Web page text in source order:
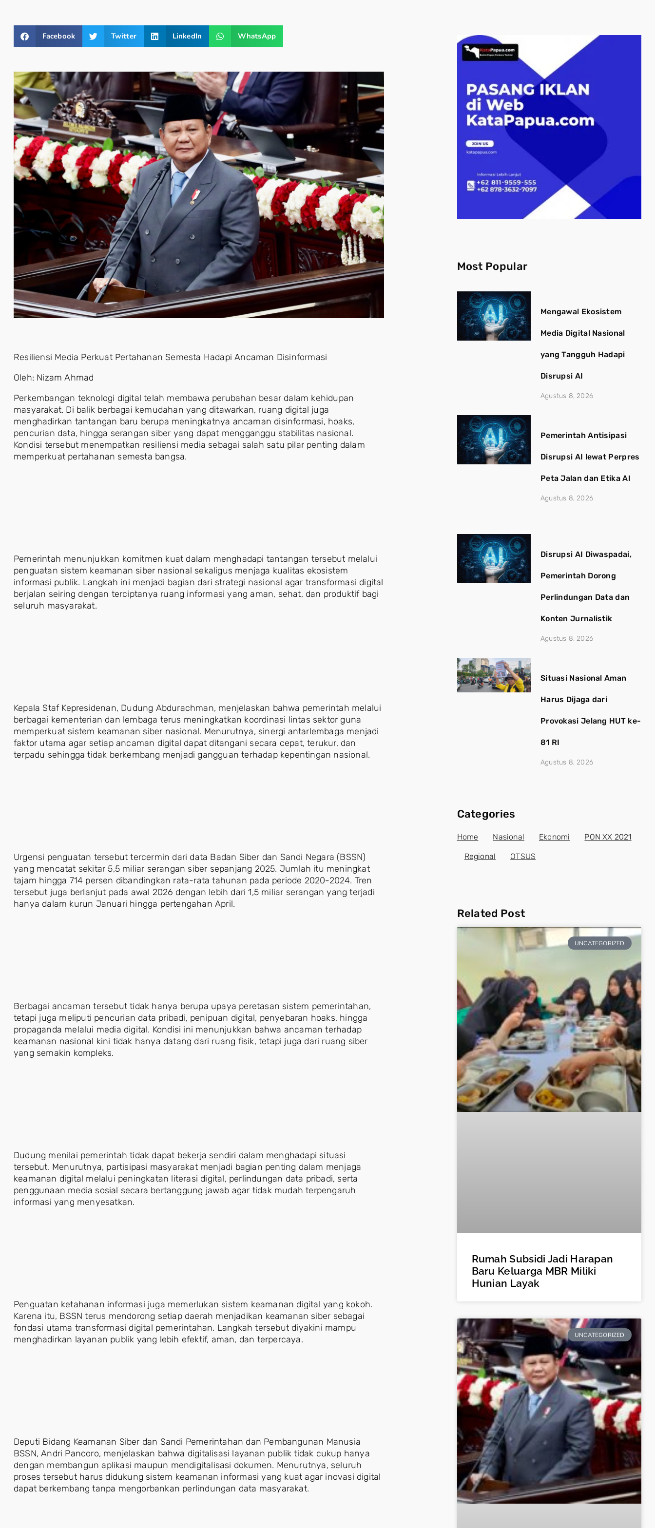
Facebook Twitter LinkedIn WhatsApp
Resiliensi Media Perkuat Pertahanan Semesta Hadapi Ancaman Disinformasi
Oleh: Nizam Ahmad
Perkembangan teknologi digital telah membawa perubahan besar dalam kehidupan
masyarakat. Di balik berbagai kemudahan yang ditawarkan, ruang digital juga
menghadirkan tantangan baru berupa meningkatnya ancaman disinformasi, hoaks,
pencurian data, hingga serangan siber yang dapat mengganggu stabilitas nasional.
Kondisi tersebut menempatkan resiliensi media sebagai salah satu pilar penting dalam
memperkuat pertahanan semesta bangsa.
Pemerintah menunjukkan komitmen kuat dalam menghadapi tantangan tersebut melalui
penguatan sistem keamanan siber nasional sekaligus menjaga kualitas ekosistem
informasi publik. Langkah ini menjadi bagian dari strategi nasional agar transformasi digital
berjalan seiring dengan terciptanya ruang informasi yang aman, sehat, dan produktif bagi
seluruh masyarakat.
Kepala Staf Kepresidenan, Dudung Abdurachman, menjelaskan bahwa pemerintah melalui
berbagai kementerian dan lembaga terus meningkatkan koordinasi lintas sektor guna
memperkuat sistem keamanan siber nasional. Menurutnya, sinergi antarlembaga menjadi
faktor utama agar setiap ancaman digital dapat ditangani secara cepat, terukur, dan
terpadu sehingga tidak berkembang menjadi gangguan terhadap kepentingan nasional.
Urgensi penguatan tersebut tercermin dari data Badan Siber dan Sandi Negara (BSSN)
yang mencatat sekitar 5,5 miliar serangan siber sepanjang 2025. Jumlah itu meningkat
tajam hingga 714 persen dibandingkan rata-rata tahunan pada periode 2020-2024. Tren
tersebut juga berlanjut pada awal 2026 dengan lebih dari 1,5 miliar serangan yang terjadi
hanya dalam kurun Januari hingga pertengahan April.
Berbagai ancaman tersebut tidak hanya berupa upaya peretasan sistem pemerintahan,
tetapi juga meliputi pencurian data pribadi, penipuan digital, penyebaran hoaks, hingga
propaganda melalui media digital. Kondisi ini menunjukkan bahwa ancaman terhadap
keamanan nasional kini tidak hanya datang dari ruang fisik, tetapi juga dari ruang siber
yang semakin kompleks.
Dudung menilai pemerintah tidak dapat bekerja sendiri dalam menghadapi situasi
tersebut. Menurutnya, partisipasi masyarakat menjadi bagian penting dalam menjaga
keamanan digital melalui peningkatan literasi digital, perlindungan data pribadi, serta
penggunaan media sosial secara bertanggung jawab agar tidak mudah terpengaruh
informasi yang menyesatkan.
Penguatan ketahanan informasi juga memerlukan sistem keamanan digital yang kokoh.
Karena itu, BSSN terus mendorong setiap daerah menjadikan keamanan siber sebagai
fondasi utama transformasi digital pemerintahan. Langkah tersebut diyakini mampu
menghadirkan layanan publik yang lebih efektif, aman, dan terpercaya.
Deputi Bidang Keamanan Siber dan Sandi Pemerintahan dan Pembangunan Manusia
BSSN, Andri Pancoro, menjelaskan bahwa digitalisasi layanan publik tidak cukup hanya
dengan membangun aplikasi maupun mendigitalisasi dokumen. Menurutnya, seluruh
proses tersebut harus didukung sistem keamanan informasi yang kuat agar inovasi digital
dapat berkembang tanpa mengorbankan perlindungan data masyarakat.
Most Popular
Mengawal Ekosistem
Media Digital Nasional
yang Tangguh Hadapi
Disrupsi AI
Agustus 8, 2026
Pemerintah Antisipasi
Disrupsi AI lewat Perpres
Peta Jalan dan Etika AI
Agustus 8, 2026
Disrupsi AI Diwaspadai,
Pemerintah Dorong
Perlindungan Data dan
Konten Jurnalistik
Agustus 8, 2026
Situasi Nasional Aman
Harus Dijaga dari
Provokasi Jelang HUT ke-
81 RI
Agustus 8, 2026
Categories
Home Nasional Ekonomi PON XX 2021
Regional OTSUS
Related Post
UNCATEGORIZED
Rumah Subsidi Jadi Harapan
Baru Keluarga MBR Miliki
Hunian Layak
UNCATEGORIZED